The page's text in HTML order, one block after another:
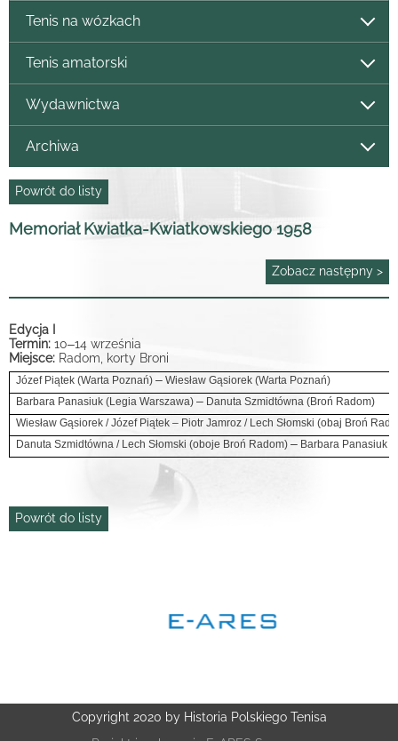
Tenis na wózkach
Tenis amatorski
Wydawnictwa
Archiwa
Powrót do listy
Memoriał Kwiatka-Kwiatkowskiego 1958
Zobacz następny >
Edycja I
Termin: 10–14 września
Miejsce: Radom, korty Broni
Józef Piątek (Warta Poznań)– Wiesław Gąsiorek (Warta Poznań)
Barbara Panasiuk (Legia Warszawa)– Danuta Szmidtówna (Broń Radom)
Wiesław Gąsiorek / Józef Piątek – Piotr Jamroz / Lech Słomski (obaj Broń
Danuta Szmidtówna / Lech Słomski (oboje Broń Radom)– Barbara Panasiuk /
Powrót do listy
Copyright 2020 by Historia Polskiego Tenisa